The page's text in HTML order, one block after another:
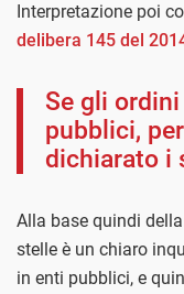
Interpretazione poi
delibera 145 del
Se gli
pubblici,
dichiarato i
Alla base quindi
stelle è un chiaro
in enti pubblici, e